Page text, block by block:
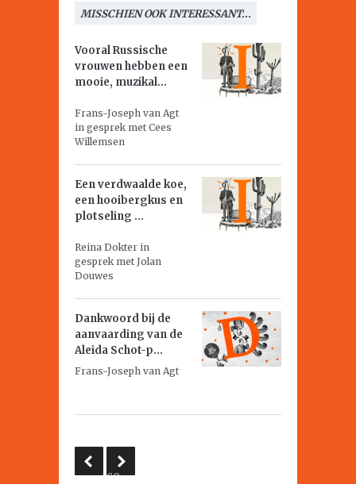
MISSCHIEN OOK INTERESSANT...
Vooral Russische
vrouwen hebben een
mooie, muzikal...
Frans-Joseph van Agt
in gesprek met Cees
Willemsen
Een verdwaalde koe,
een hooibergkus en
plotseling ...
Reina Dokter in
gesprek met Jolan
Douwes
Dankwoord bij de
aanvaarding van de
Aleida Schot-p...
Frans-Joseph van Agt
co-